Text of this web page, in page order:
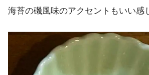
海苔の磯風味のアクセントもいい感